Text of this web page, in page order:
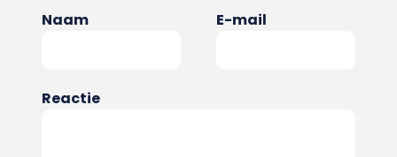
Naam E-mail
Reactie